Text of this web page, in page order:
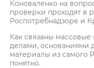
Коноваленко на
проверки проходят в
Роспотребнадзоре и
Как связаны
делами, основаниями
материалы из самого
понятно.